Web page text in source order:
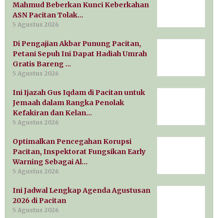
Mahmud Beberkan Kunci Keberkahan
ASN Pacitan Tolak…
5 Agustus 2026
Di Pengajian Akbar Punung Pacitan,
Petani Sepuh Ini Dapat Hadiah Umrah
Gratis Bareng …
5 Agustus 2026
Ini Ijazah Gus Iqdam di Pacitan untuk
Jemaah dalam Rangka Penolak
Kefakiran dan Kelan…
5 Agustus 2026
Optimalkan Pencegahan Korupsi
Pacitan, Inspektorat Fungsikan Early
Warning Sebagai Al…
5 Agustus 2026
Ini Jadwal Lengkap Agenda Agustusan
2026 di Pacitan
5 Agustus 2026